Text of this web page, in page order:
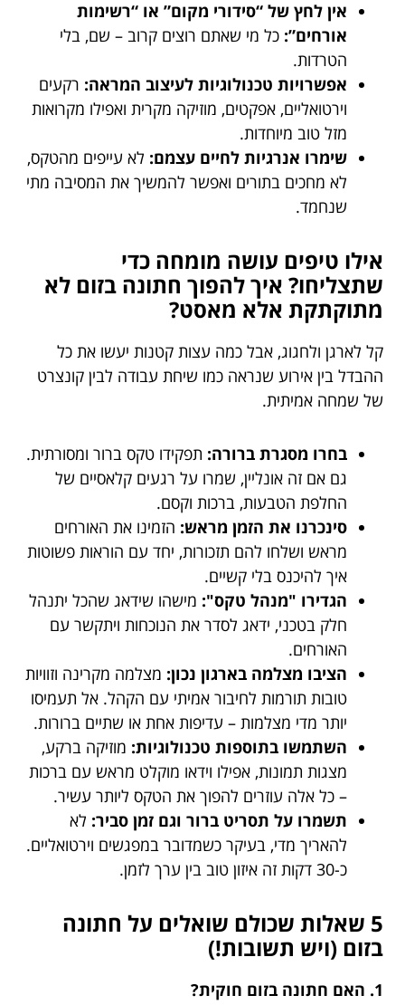
אין לחץ של “סידורי מקום” או “רשימות
אורחים”: כל מי שאתם רוצים קרוב – שם, בלי
הטרדות.
אפשרויות טכנולוגיות לעיצוב המראה: רקעים
וירטואליים, אפקטים, מוזיקה מקרית ואפילו מקרואות
מזל טוב מיוחדות.
שימרו אנרגיות לחיים עצמם: לא עייפים מהטקס,
לא מחכים בתורים ואפשר להמשיך את המסיבה מתי
שנחמד.
אילו טיפים עושה מומחה כדי
שתצליחו? איך להפוך חתונה בזום לא
מתוקתקת אלא מאסט?
קל לארגן ולחגוג, אבל כמה עצות קטנות יעשו את כל
ההבדל בין אירוע שנראה כמו שיחת עבודה לבין קונצרט
של שמחה אמיתית.
בחרו מסגרת ברורה: תפקידו טקס ברור ומסורתית.
גם אם זה אונליין, שמרו על רגעים קלאסיים של
החלפת הטבעות, ברכות וקסם.
סינכרנו את הזמן מראש: הזמינו את האורחים
מראש ושלחו להם תזכורות, יחד עם הוראות פשוטות
איך להיכנס בלי קשיים.
הגדירו "מנהל טקס": מישהו שידאג שהכל יתנהל
חלק בטכני, ידאג לסדר את הנוכחות ויתקשר עם
האורחים.
הציבו מצלמה בארגון נכון: מצלמה מקרינה וזוויות
טובות תורמות לחיבור אמיתי עם הקהל. אל תעמיסו
יותר מדי מצלמות – עדיפות אחת או שתיים ברורות.
השתמשו בתוספות טכנולוגיות: מוזיקה ברקע,
מצגות תמונות, אפילו וידאו מוקלט מראש עם ברכות
– כל אלה עוזרים להפוך את הטקס ליותר עשיר.
תשמרו על תסריט ברור וגם זמן סביר: לא
להאריך מדי, בעיקר כשמדובר במפגשים וירטואליים.
כ-30 דקות זה איזון טוב בין ערך לזמן.
5 שאלות שכולם שואלים על חתונה
בזום (ויש תשובות!)
1. האם חתונה בזום חוקית?